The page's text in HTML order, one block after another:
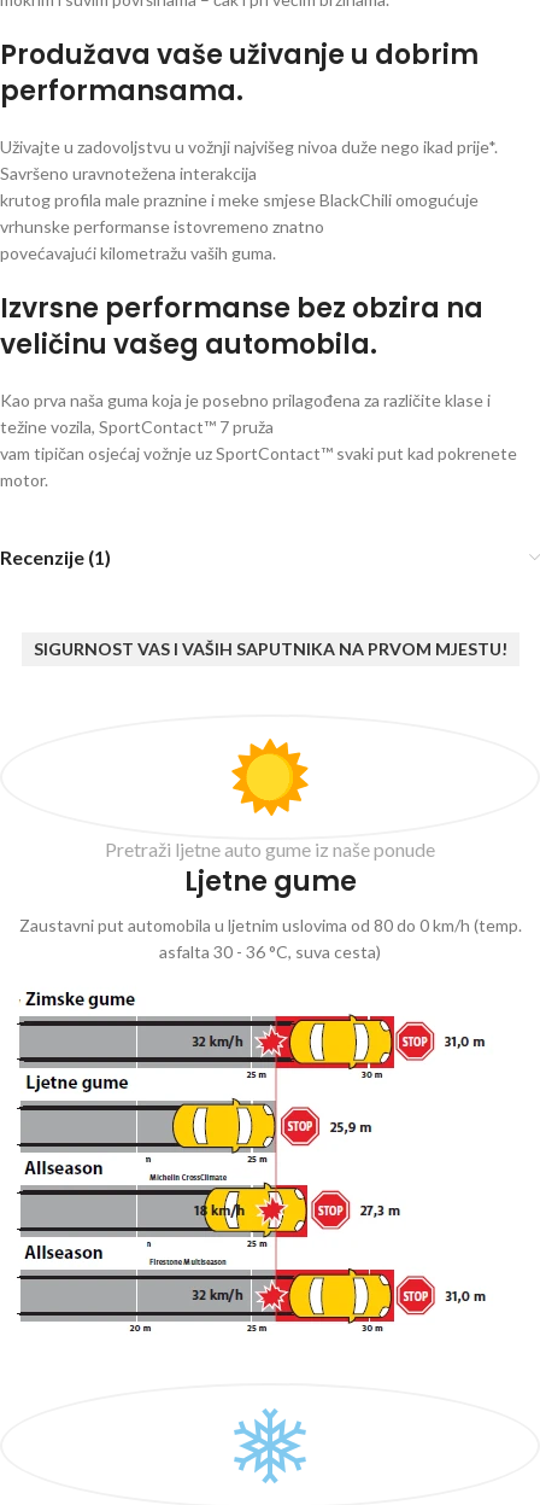
Produžava vaše uživanje u dobrim
performansama.
Uživajte u zadovoljstvu u vožnji najvišeg nivoa duže nego ikad prije*.
Savršeno uravnotežena interakcija
krutog profila male praznine i meke smjese BlackChili omogućuje
vrhunske performanse istovremeno znatno
povećavajući kilometražu vaših guma.
Izvrsne performanse bez obzira na
veličinu vašeg automobila.
Kao prva naša guma koja je posebno prilagođena za različite klase i
težine vozila, SportContact™ 7 pruža
vam tipičan osjećaj vožnje uz SportContact™ svaki put kad pokrenete
motor.
Recenzije (1)
SIGURNOST VAS I VAŠIH SAPUTNIKA NA PRVOM MJESTU!
Pretraži ljetne auto gume iz naše ponude
Ljetne gume
Zaustavni put automobila u ljetnim uslovima od 80 do 0 km/h (temp.
asfalta 30 - 36 °C, suva cesta)